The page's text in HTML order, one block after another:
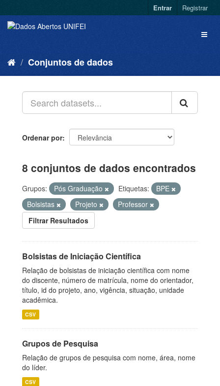
Entrar Registrar
Conjuntos de dados
Ordenar por
8 conjuntos de dados encontrados
Grupos: Pós Graduação Etiquetas:
BPE
Bolsistas
Projeto
Professor
Filtrar Resultados
Bolsistas de Iniciação Científica
Relação de bolsistas de iniciação científica com nome
do discente, número de matrícula, nome do orientador,
título, id do projeto, ano, vigência, situação, unidade
acadêmica.
CSV
Grupos de Pesquisa
Relação de grupos de pesquisa com nome, área, nome
do líder.
CSV